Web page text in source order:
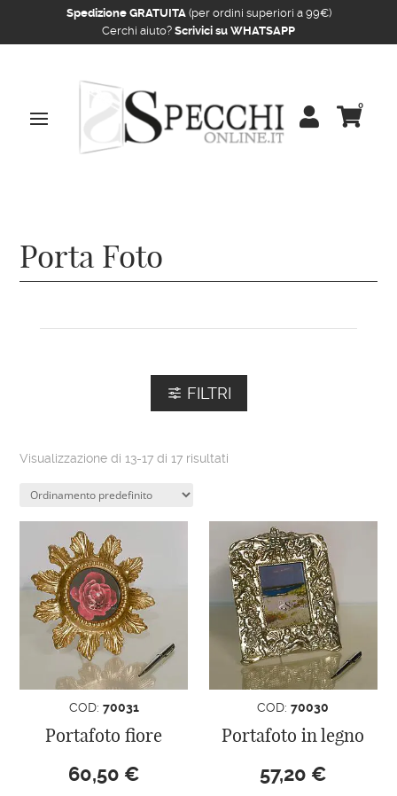
Spedizione GRATUITA(per ordini superiori a 99€)
Cerchi aiuto? Scrivici su WHATSAPP
 
0
Porta Foto
FILTRI
Visualizzazione di 13-17 di 17 risultati
COD: 70031
Portafoto fiore
60,50 €
COD:70030
Portafoto in legno
57,20 €